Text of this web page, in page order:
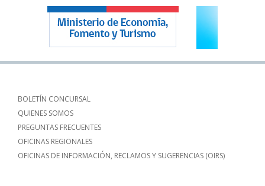
BOLETÍN CONCURSAL
QUIENES SOMOS
PREGUNTAS FRECUENTES
OFICINAS REGIONALES
OFICINAS DE INFORMACIÓN, RECLAMOS Y SUGERENCIAS (OIRS)